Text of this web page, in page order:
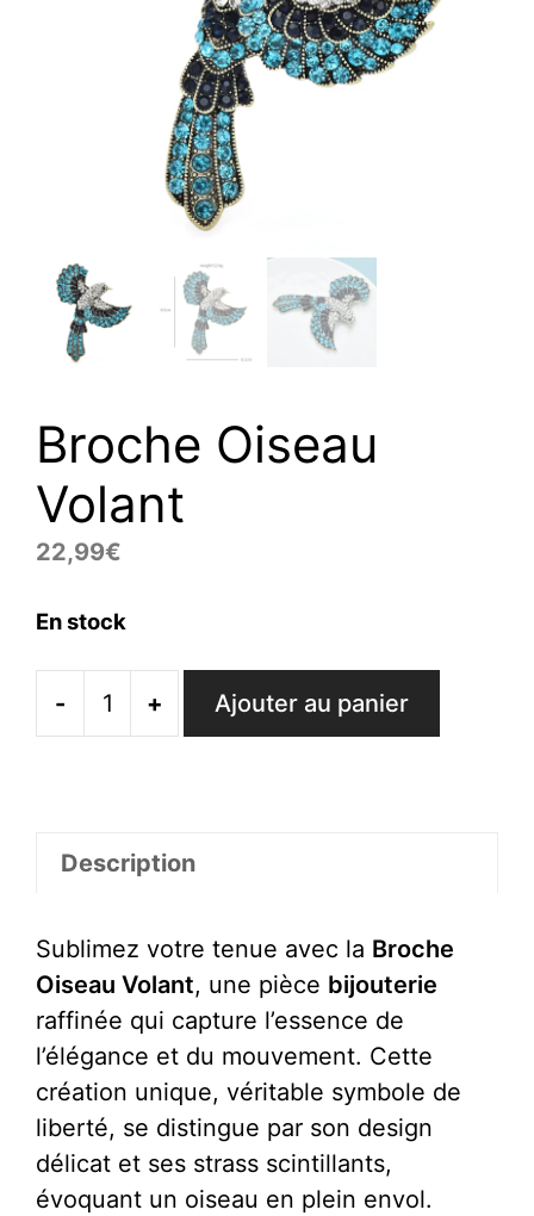
Broche Oiseau
Volant
22,99€
En stock
-
quantité
Volant
+ Ajouter au panier
Description
Sublimez votre tenue avec la Broche
Oiseau Volant, une pièce bijouterie
raffinée qui capture l’essence de
l’élégance et du mouvement. Cette
création unique, véritable symbole de
liberté, se distingue par son design
délicat et ses strass scintillants,
évoquant un oiseau en plein envol.